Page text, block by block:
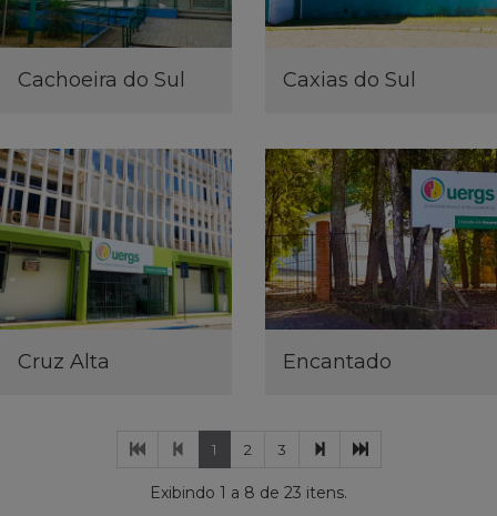
Cachoeira do Sul Caxias do Sul
Cruz Alta Encantado
PrimeiraPágina
anterior
1 (página
atual)
2(página
3(páginaPróximaÚltima
Exibindo 1 a 8 de 23 itens.